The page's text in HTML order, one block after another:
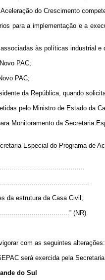
do Crescimento
para a implementação e a
às políticas industrial
PAC;
PAC;
da República, quando
pelo Ministro de Estado da
Monitoramento da Secretaria
Especial do Programa de
da estrutura da Casa Civil;
(NR)
com as seguintes alterações:
será exercida pela
do Sul